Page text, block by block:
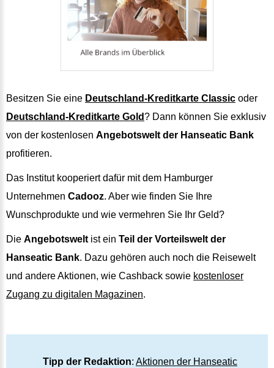
Besitzen Sie eine Deutschland-Kreditkarte Classic oder
Deutschland-Kreditkarte Gold? Dann können Sie exklusiv
von der kostenlosen Angebotswelt der Hanseatic Bank
profitieren.
Das Institut kooperiert dafür mit dem Hamburger
Unternehmen Cadooz. Aber wie finden Sie Ihre
Wunschprodukte und wie vermehren Sie Ihr Geld?
Die Angebotswelt ist ein Teil der Vorteilswelt der
Hanseatic Bank. Dazu gehören auch noch die Reisewelt
und andere Aktionen, wie Cashback sowie kostenloser
Zugang zu digitalen Magazinen.
Tipp der Redaktion: Aktionen der Hanseatic